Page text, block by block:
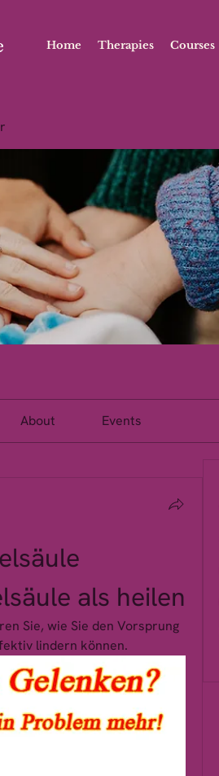
Home Therapies Courses
About Events
als heilen
Sie, wie Sie den Vorsprung
lindern können.